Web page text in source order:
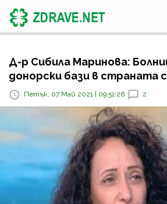
Д-р Сибила Маринова:
донорски бази в страната
Петък, 07 Май 2021 | 09:51:26 2